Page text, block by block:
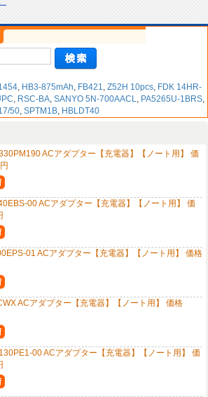
, HB3-875mAh, FB421, Z52H 10pcs, FDK 14HR-
, RSC-BA, SANYO 5N-700AACL, PA5265U-1BRS,
50, SPTM1B, HBLDT40
ACアダプター【充電器】【ノート用】 価
00 ACアダプター【充電器】【ノート用】 価
01 ACアダプター【充電器】【ノート用】 価格
ACアダプター【充電器】【ノート用】 価格
00 ACアダプター【充電器】【ノート用】 価